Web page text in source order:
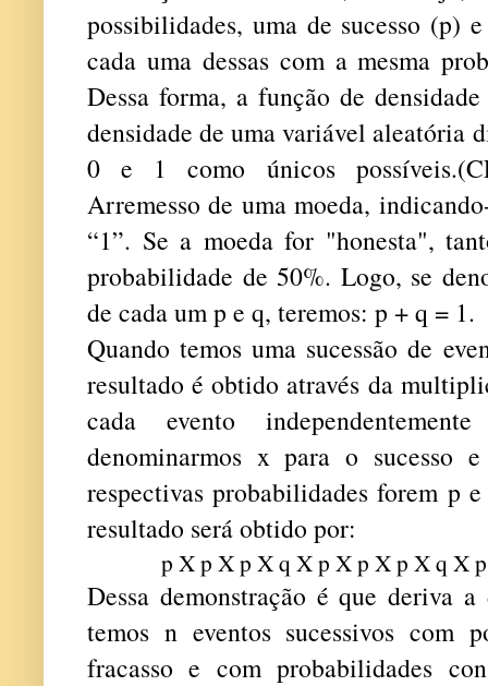
possibilidades, uma de sucesso (p)
cada uma dessas com a mesma
Dessa forma, a função de
densidade de uma variável aleatória
0 e 1 como únicos
Arremesso de uma moeda,
“1”. Se a moeda for "honesta",
probabilidade de 50%. Logo, se
de cada um p e q, teremos: p + q = 1.
Quando temos uma sucessão de
resultado é obtido através da
cada evento
denominarmos x para o sucesso
respectivas probabilidades forem p
resultado será obtido por:
p X p X p X q X p X p X p X q X
Dessa demonstração é que deriva
temos n eventos sucessivos com
fracasso e com probabilidades